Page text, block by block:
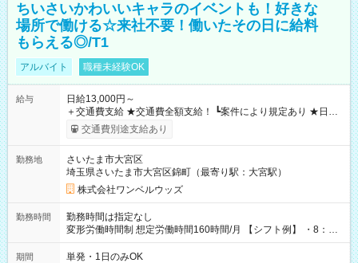
ちいさいかわいいキャラのイベントも！好きな
場所で働ける☆来社不要！働いたその日に給料
もらえる◎/T1
アルバイト 職種未経験OK
給与
日給13,000円～
＋交通費支給 ★交通費全額支給！ ┗案件により規定あり ★日払
いOK！（規定あり） ┗働いたその日に現金GET♪ お仕事後はコ
ンビニATMから 日払い分を引き落とせます！ 【試用期間】試
交通費別途支給あり
勤務地
さいたま市大宮区
埼玉県さいたま市大宮区錦町（最寄り駅：大宮駅）
株式会社ワンベルウッズ
勤務時間
勤務時間は指定なし
変形労働時間制 想定労働時間160時間/月 【シフト例】 ・8：00
～21：00
期間 単発・1日のみOK